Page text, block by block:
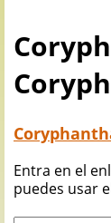
Entra en el
puedes usar